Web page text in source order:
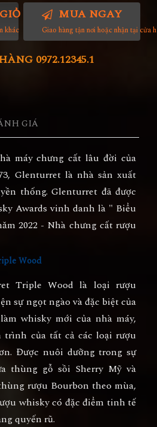
HÀNG
khác
MUA NGAY
Giao hàng tận nơi hoặc nhận tại cửa
0972.12345.1
GIÁ
máy chưng cất lâu đời của
Glenturret là nhà sản xuất
thống. Glenturret đã được
Awards vinh danh là " Biểu
2022 - Nhà chưng cất rượu
Wood
Triple Woodlà loại rượu
sự ngọt ngào và đặc biệt của
whisky mới của nhà máy,
trình của tất cả các loại rượu
Được nuôi dưỡng trong sự
thùng gỗ sồi Sherry Mỹ và
rượu Bourbon theo mùa,
whisky có đặc điểm tinh tế
quyến rũ.